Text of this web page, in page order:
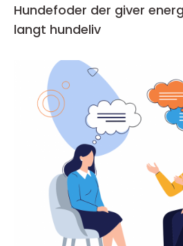
Hundefoder der giver
langt hundeliv